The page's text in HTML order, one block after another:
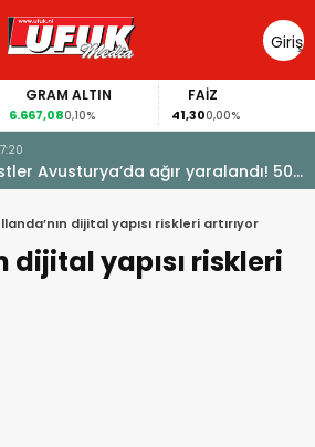
Giriş
Yap
GRAM ALTIN
0,10%
FAİZ
41,300,00%
Avusturya’da ağır yaralandı! 50
düştü
dijital yapısı riskleri artırıyor
dijital yapısı riskleri